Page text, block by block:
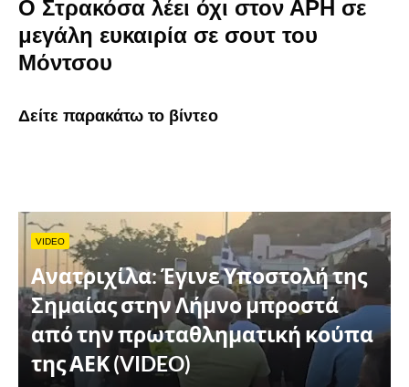
Ο Στρακόσα λέει όχι στον ΑΡΗ σε
μεγάλη ευκαιρία σε σουτ του
Μόντσου
Δείτε παρακάτω το βίντεο
VIDEO
Ανατριχίλα: Έγινε Υποστολή της
Σημαίας στην Λήμνο μπροστά
από την πρωταθληματική κούπα
της ΑΕΚ (VIDEO)